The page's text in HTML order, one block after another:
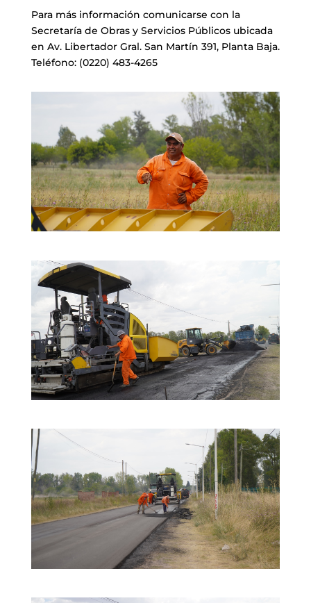
Para más información comunicarse con la
Secretaría de Obras y Servicios Públicos ubicada
en Av. Libertador Gral. San Martín 391, Planta Baja.
Teléfono: (0220) 483-4265